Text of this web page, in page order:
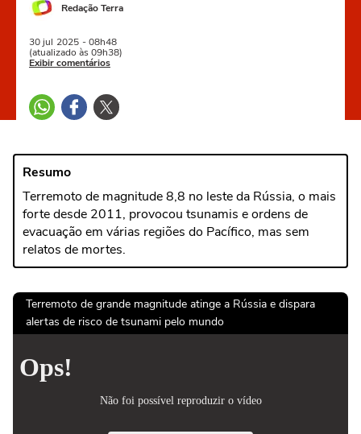
Redação Terra
30 jul 2025 - 08h48
(atualizado às 09h38)
Exibir comentários
Resumo
Terremoto de magnitude 8,8 no leste da Rússia, o mais
forte desde 2011, provocou tsunamis e ordens de
evacuação em várias regiões do Pacífico, mas sem
relatos de mortes.
Terremoto de grande magnitude atinge a Rússia e dispara
alertas de risco de tsunami pelo mundo